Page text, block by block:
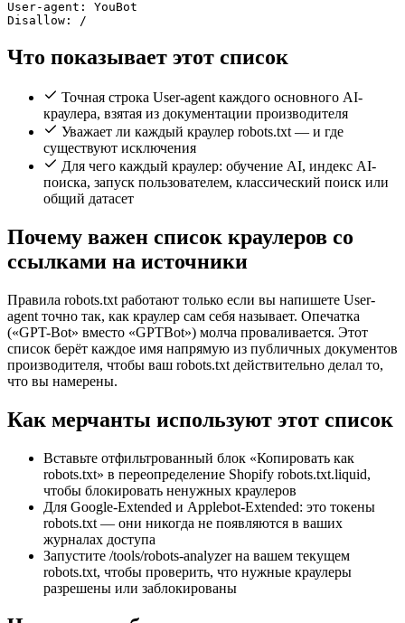
User-agent: YouBot
Что показывает этот список
Точная строка User-agent каждого основного AI-
краулера, взятая из документации производителя
Уважает ли каждый краулер robots.txt — и где
существуют исключения
Для чего каждый краулер: обучение AI, индекс AI-
поиска, запуск пользователем, классический поиск или
общий датасет
Почему важен список краулеров со
ссылками на источники
Правила robots.txt работают только если вы напишете User-
agent точно так, как краулер сам себя называет. Опечатка
(«GPT-Bot» вместо «GPTBot») молча проваливается. Этот
список берёт каждое имя напрямую из публичных документов
производителя, чтобы ваш robots.txt действительно делал то,
что вы намерены.
Как мерчанты используют этот список
Вставьте отфильтрованный блок «Копировать как
robots.txt» в переопределение Shopify robots.txt.liquid,
чтобы блокировать ненужных краулеров
Для Google-Extended и Applebot-Extended: это токены
robots.txt — они никогда не появляются в ваших
журналах доступа
Запустите /tools/robots-analyzer на вашем текущем
robots.txt, чтобы проверить, что нужные краулеры
разрешены или заблокированы